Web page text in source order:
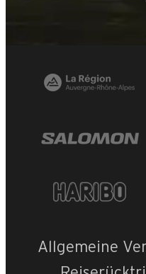
Allgemeine